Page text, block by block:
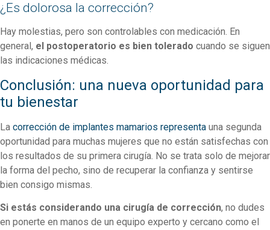
¿Es dolorosa la corrección?
Hay molestias, pero son controlables con medicación. En
general, el postoperatorio es bien tolerado cuando se siguen
las indicaciones médicas.
Conclusión: una nueva oportunidad para
tu bienestar
La corrección de implantes mamarios representa una segunda
oportunidad para muchas mujeres que no están satisfechas con
los resultados de su primera cirugía. No se trata solo de mejorar
la forma del pecho, sino de recuperar la confianza y sentirse
bien consigo mismas.
Si estás considerando una cirugía de corrección, no dudes
en ponerte en manos de un equipo experto y cercano como el